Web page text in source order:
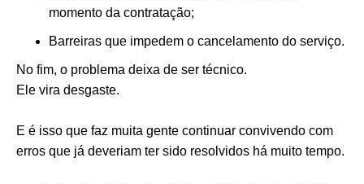
momento da contratação;
Barreiras que impedem o cancelamento do serviço.
No fim, o problema deixa de ser técnico.
Ele vira desgaste.
E é isso que faz muita gente continuar convivendo com
erros que já deveriam ter sido resolvidos há muito tempo.